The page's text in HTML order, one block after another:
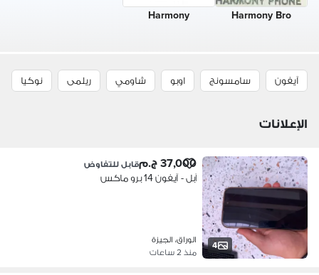
Harmony Bro
Harmony
آيفون سامسونج اوبو شاومي ريلمى نوكيا
الإعلانات
4
37,000 ج.م قابل للتفاوض
آبل - آيفون 14 برو ماكس
الوراق، الجيزة
منذ 2 ساعات